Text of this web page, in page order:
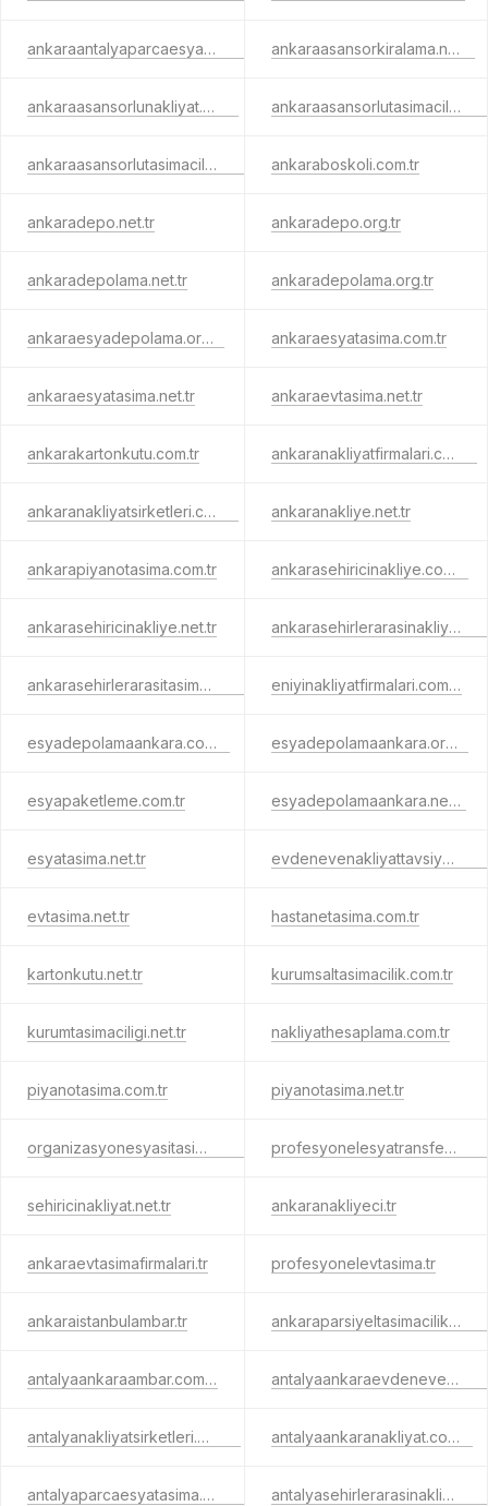
ankaraantalyaparcaesyatasima.com.tr ankaraasansorkiralama.net.tr
ankaraasansorlunakliyat.net.tr ankaraasansorlutasimacilik.com.tr
ankaraasansorlutasimacilik.net.tr ankaraboskoli.com.tr
ankaradepo.net.tr ankaradepo.org.tr
ankaradepolama.net.tr ankaradepolama.org.tr
ankaraesyadepolama.org.tr ankaraesyatasima.com.tr
ankaraesyatasima.net.tr ankaraevtasima.net.tr
ankarakartonkutu.com.tr ankaranakliyatfirmalari.com.tr
ankaranakliyatsirketleri.com.tr ankaranakliye.net.tr
ankarapiyanotasima.com.tr ankarasehiricinakliye.com.tr
ankarasehiricinakliye.net.tr ankarasehirlerarasinakliye.com.tr
ankarasehirlerarasitasimacilik.com.tr eniyinakliyatfirmalari.com.tr
esyadepolamaankara.com.tr esyadepolamaankara.org.tr
esyapaketleme.com.tr esyadepolamaankara.net.tr
esyatasima.net.tr evdenevenakliyattavsiye.com.tr
evtasima.net.tr hastanetasima.com.tr
kartonkutu.net.tr kurumsaltasimacilik.com.tr
kurumtasimaciligi.net.tr nakliyathesaplama.com.tr
piyanotasima.com.tr piyanotasima.net.tr
organizasyonesyasitasima.com.tr profesyonelesyatransferi.com.tr
sehiricinakliyat.net.tr ankaranakliyeci.tr
ankaraevtasimafirmalari.tr profesyonelevtasima.tr
ankaraistanbulambar.tr ankaraparsiyeltasimacilik.com.tr
antalyaankaraambar.com.tr antalyaankaraevdenevenakliyat.com.tr
antalyanakliyatsirketleri.com.tr antalyaankaranakliyat.com.tr
antalyaparcaesyatasima.com.tr antalyasehirlerarasinakliyat.com.tr